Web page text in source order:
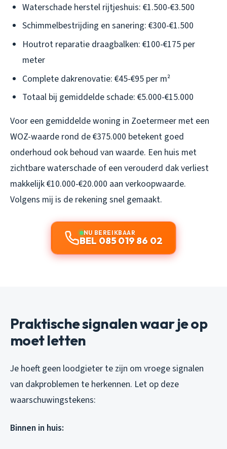
Waterschade herstel rijtjeshuis: €1.500-€3.500
Schimmelbestrijding en sanering: €300-€1.500
Houtrot reparatie draagbalken: €100-€175 per
meter
Complete dakrenovatie: €45-€95 per m²
Totaal bij gemiddelde schade: €5.000-€15.000
Voor een gemiddelde woning in Zoetermeer met een
WOZ-waarde rond de €375.000 betekent goed
onderhoud ook behoud van waarde. Een huis met
zichtbare waterschade of een verouderd dak verliest
makkelijk €10.000-€20.000 aan verkoopwaarde.
Volgens mij is de rekening snel gemaakt.
NU BEREIKBAAR
BEL 085 019 86 02
Praktische signalen waar je op
moet letten
Je hoeft geen loodgieter te zijn om vroege signalen
van dakproblemen te herkennen. Let op deze
waarschuwingstekens:
Binnen in huis: